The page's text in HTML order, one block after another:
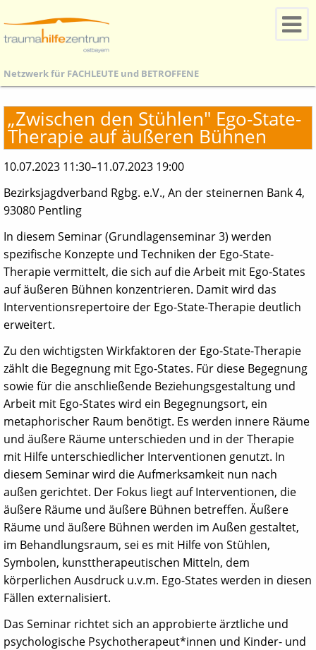
Netzwerk für FACHLEUTE und BETROFFENE
„Zwischen den Stühlen" Ego-State-
Therapie auf äußeren Bühnen
10.07.2023 11:30–11.07.2023 19:00
Bezirksjagdverband Rgbg. e.V., An der steinernen Bank 4,
93080 Pentling
In diesem Seminar (Grundlagenseminar 3) werden
spezifische Konzepte und Techniken der Ego-State-
Therapie vermittelt, die sich auf die Arbeit mit Ego-States
auf äußeren Bühnen konzentrieren. Damit wird das
Interventionsrepertoire der Ego-State-Therapie deutlich
erweitert.
Zu den wichtigsten Wirkfaktoren der Ego-State-Therapie
zählt die Begegnung mit Ego-States. Für diese Begegnung
sowie für die anschließende Beziehungsgestaltung und
Arbeit mit Ego-States wird ein Begegnungsort, ein
metaphorischer Raum benötigt. Es werden innere Räume
und äußere Räume unterschieden und in der Therapie
mit Hilfe unterschiedlicher Interventionen genutzt. In
diesem Seminar wird die Aufmerksamkeit nun nach
außen gerichtet. Der Fokus liegt auf Interventionen, die
äußere Räume und äußere Bühnen betreffen. Äußere
Räume und äußere Bühnen werden im Außen gestaltet,
im Behandlungsraum, sei es mit Hilfe von Stühlen,
Symbolen, kunsttherapeutischen Mitteln, dem
körperlichen Ausdruck u.v.m. Ego-States werden in diesen
Fällen externalisiert.
Das Seminar richtet sich an approbierte ärztliche und
psychologische Psychotherapeut*innen und Kinder- und